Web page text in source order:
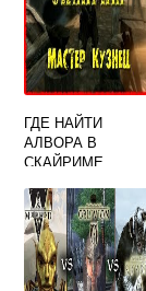
ГДЕ НАЙТИ
АЛВОРА В
СКАЙРИМЕ